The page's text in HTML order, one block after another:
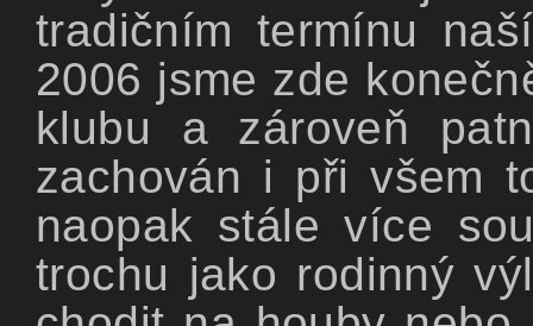
tradičním termínu
2006 jsme zde
klubu a zároveň
zachován i při všem
naopak stále více
trochu jako rodinný